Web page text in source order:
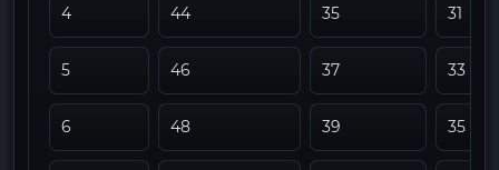
4 44 35 31
5 46 37 33
6 48 39 35